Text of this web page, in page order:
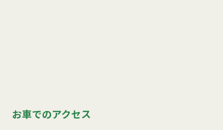
お車でのアクセス